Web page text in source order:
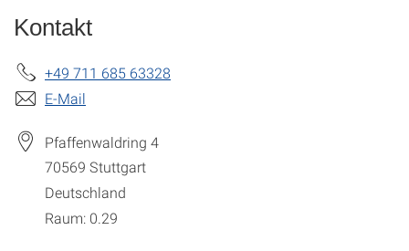
Kontakt
+49 711 685 63328
E-Mail
Pfaffenwaldring 4
70569 Stuttgart
Deutschland
Raum: 0.29